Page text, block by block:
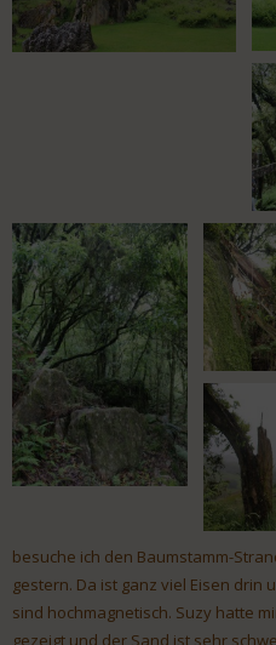
besuche ich den Baumstamm-
gestern. Da ist ganz viel Eisen
sind hochmagnetisch. Suzy hatte
gezeigt und der Sand ist sehr